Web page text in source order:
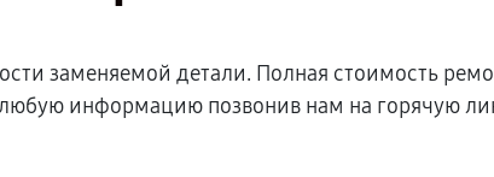
заменяемой детали. Полная стоимость
информацию позвонив нам на горячую